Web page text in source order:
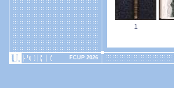
1
FCUP 2026